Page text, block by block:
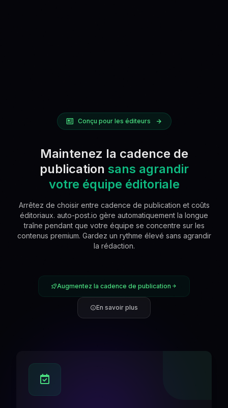
Conçu pour les éditeurs
Maintenez la cadence de
publication sans agrandir
votre équipe éditoriale
Arrêtez de choisir entre cadence de publication et coûts
éditoriaux. auto-post.io gère automatiquement la longue
traîne pendant que votre équipe se concentre sur les
contenus premium. Gardez un rythme élevé sans agrandir
la rédaction.
Augmentez la cadence de publication
En savoir plus